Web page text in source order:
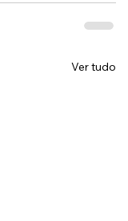
Ver tudo